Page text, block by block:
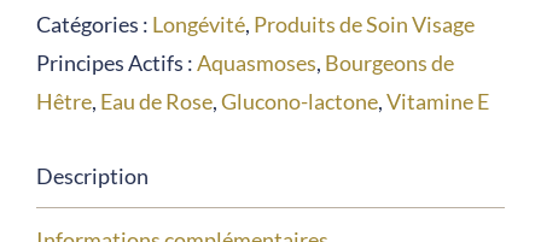
Jeunesse
-
Mary
Catégories : Longévité, Produits de Soin Visage
Principes Actifs :Aquasmoses, Bourgeons de
Hêtre, Eau de Rose,Glucono-lactone,Vitamine E
Description